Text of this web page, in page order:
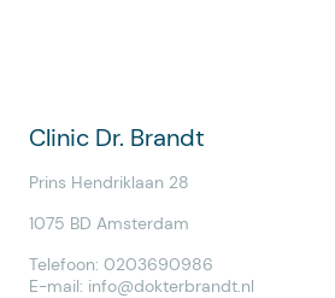
Clinic Dr. Brandt
Prins Hendriklaan 28
1075 BD Amsterdam
Telefoon: 0203690986
E-mail: info@dokterbrandt.nl